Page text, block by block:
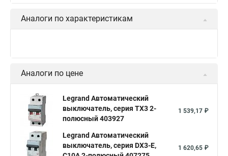
Аналоги по характеристикам
Аналоги по цене
Legrand Автоматический
выключатель, серия TX3 2-
полюсный 403927
1 539,17 ₽
Legrand Автоматический
выключатель, серия DX3-E,
1 620,65 ₽